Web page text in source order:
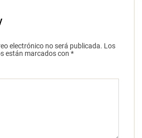
electrónico no será publicada. Los
están marcados con *